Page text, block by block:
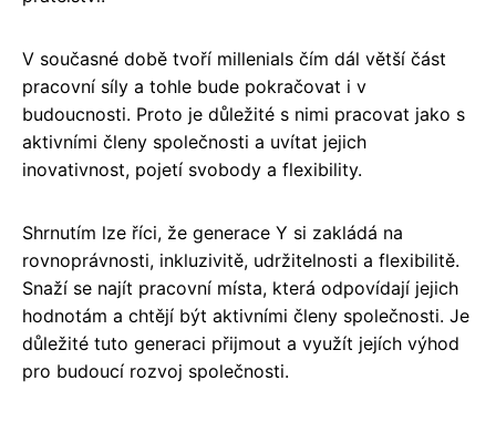
V současné době tvoří millenials čím dál větší část
pracovní síly a tohle bude pokračovat i v
budoucnosti. Proto je důležité s nimi pracovat jako s
aktivními členy společnosti a uvítat jejich
inovativnost, pojetí svobody a flexibility.
Shrnutím lze říci, že generace Y si zakládá na
rovnoprávnosti, inkluzivitě, udržitelnosti a flexibilitě.
Snaží se najít pracovní místa, která odpovídají jejich
hodnotám a chtějí být aktivními členy společnosti. Je
důležité tuto generaci přijmout a využít jejích výhod
pro budoucí rozvoj společnosti.